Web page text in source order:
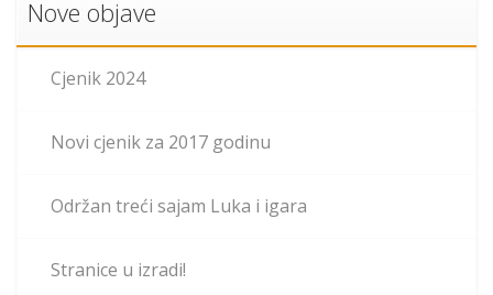
Nove objave
Cjenik 2024
Novi cjenik za 2017 godinu
Održan treći sajam Luka i igara
Stranice u izradi!